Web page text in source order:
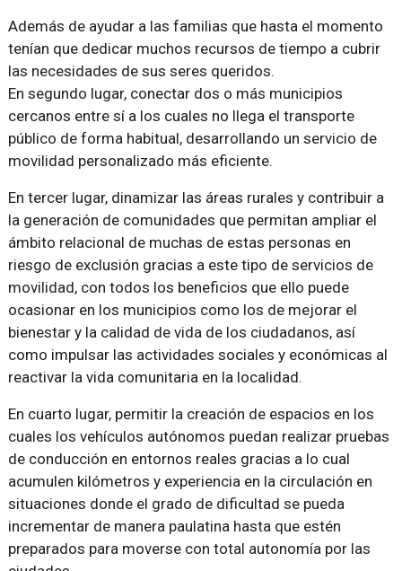
Además de ayudar a las familias que hasta el momento
tenían que dedicar muchos recursos de tiempo a cubrir
las necesidades de sus seres queridos.
En segundo lugar, conectar dos o más municipios
cercanos entre sí a los cuales no llega el transporte
público de forma habitual, desarrollando un servicio de
movilidad personalizado más eficiente.
En tercer lugar, dinamizar las áreas rurales y contribuir a
la generación de comunidades que permitan ampliar el
ámbito relacional de muchas de estas personas en
riesgo de exclusión gracias a este tipo de servicios de
movilidad, con todos los beneficios que ello puede
ocasionar en los municipios como los de mejorar el
bienestar y la calidad de vida de los ciudadanos, así
como impulsar las actividades sociales y económicas al
reactivar la vida comunitaria en la localidad.
En cuarto lugar, permitir la creación de espacios en los
cuales los vehículos autónomos puedan realizar pruebas
de conducción en entornos reales gracias a lo cual
acumulen kilómetros y experiencia en la circulación en
situaciones donde el grado de dificultad se pueda
incrementar de manera paulatina hasta que estén
preparados para moverse con total autonomía por las